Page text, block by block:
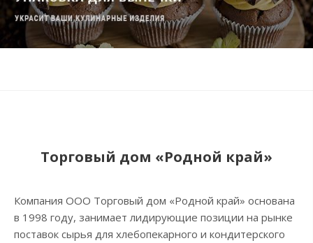
Торговый дом «Родной край»
Компания ООО Торговый дом «Родной край» основана
в 1998 году, занимает лидирующие позиции на рынке
поставок сырья для хлебопекарного и кондитерского